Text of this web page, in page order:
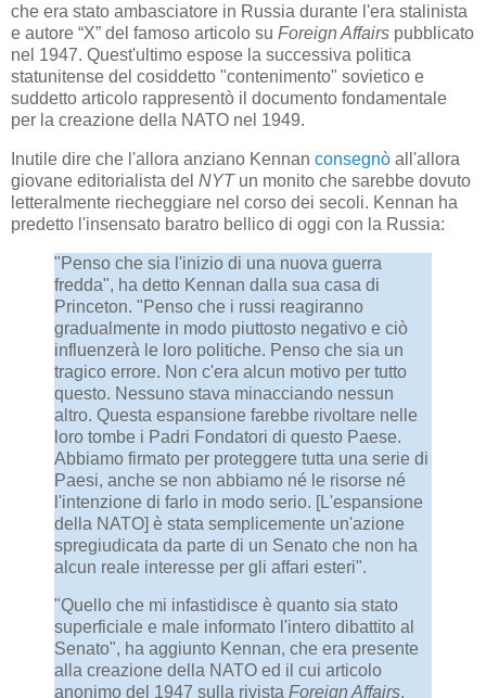
che era stato ambasciatore in Russia durante l'era stalinista
e autore “X” del famoso articolo su Foreign Affairs pubblicato
nel 1947. Quest'ultimo espose la successiva politica
statunitense del cosiddetto "contenimento" sovietico e
suddetto articolo rappresentò il documento fondamentale
per la creazione della NATO nel 1949.
Inutile dire che l'allora anziano Kennan consegnò all'allora
giovane editorialista del NYTun monito che sarebbe dovuto
letteralmente riecheggiare nel corso dei secoli. Kennan ha
predetto l'insensato baratro bellico di oggi con la Russia:
"Penso che sia l'inizio di una nuova guerra
fredda", ha detto Kennan dalla sua casa di
Princeton. "Penso che i russi reagiranno
gradualmente in modo piuttosto negativo e ciò
influenzerà le loro politiche. Penso che sia un
tragico errore. Non c'era alcun motivo per tutto
questo. Nessuno stava minacciando nessun
altro. Questa espansione farebbe rivoltare nelle
loro tombe i Padri Fondatori di questo Paese.
Abbiamo firmato per proteggere tutta una serie di
Paesi, anche se non abbiamo né le risorse né
l'intenzione di farlo in modo serio. [L'espansione
della NATO] è stata semplicemente un'azione
spregiudicata da parte di un Senato che non ha
alcun reale interesse per gli affari esteri".
"Quello che mi infastidisce è quanto sia stato
superficiale e male informato l'intero dibattito al
Senato", ha aggiunto Kennan, che era presente
alla creazione della NATO ed il cui articolo
anonimo del 1947 sulla rivista Foreign Affairs,